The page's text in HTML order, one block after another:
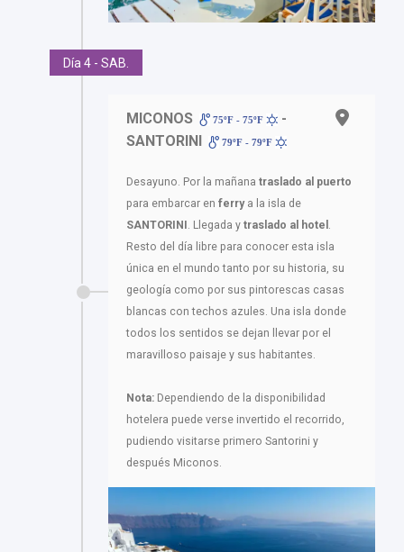
Día 4 - SAB.
MICONOS 75ºF - 75ºF
-
SANTORINI
79ºF - 79ºF
Desayuno. Por la mañana traslado al puerto
para embarcar en ferrya la isla de
SANTORINI . Llegada y traslado al hotel
Resto del día libre para conocer esta isla
única en el mundo tanto por su historia, su
geología como por sus pintorescas casas
blancas con techos azules. Una isla donde
todos los sentidos se dejan llevar por el
maravilloso paisaje y sus habitantes.
Nota: Dependiendo de la disponibilidad
hotelera puede verse invertido el recorrido,
pudiendo visitarse primero Santorini y
después Miconos.